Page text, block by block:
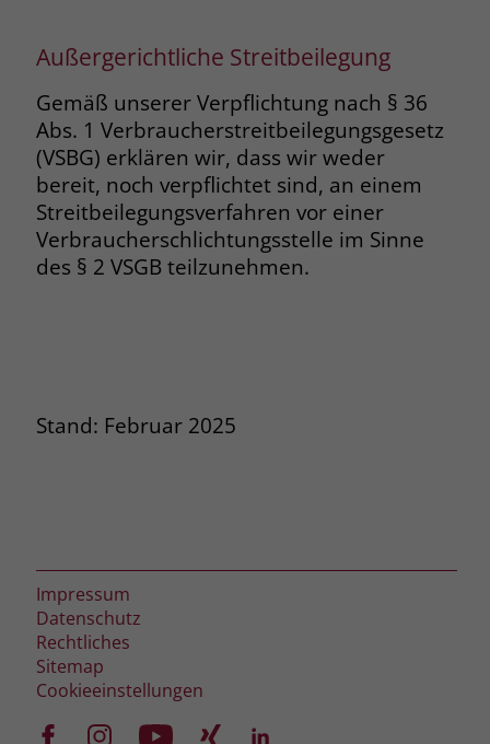
Außergerichtliche Streitbeilegung
Gemäß unserer Verpflichtung nach § 36
Abs. 1 Verbraucherstreitbeilegungsgesetz
(VSBG) erklären wir, dass wir weder
bereit, noch verpflichtet sind, an einem
Streitbeilegungsverfahren vor einer
Verbraucherschlichtungsstelle im Sinne
des § 2 VSGB teilzunehmen.
Stand: Februar 2025
Impressum
Datenschutz
Rechtliches
Sitemap
Cookieeinstellungen